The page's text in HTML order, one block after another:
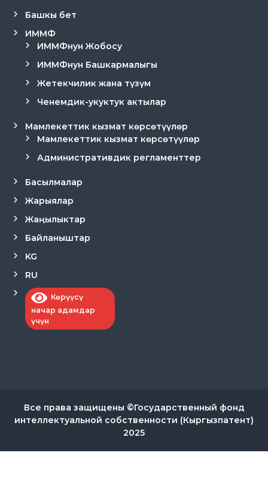
Башкы бет
ИММФ
ИММФнун Жобосу
ИММФнун Башкармалыгы
Жетекчилик жана түзүм
Ченемдик-укуктук актылар
Мамлекеттик кызмат көрсөтүүлөр
Мамлекеттик кызмат көрсөтүүлөр
Административдик регламенттер
Басылмалар
Жарыялар
Жаңылыктар
Байланыштар
KG
RU
Көрүүсү
начар адамдар
үчүн